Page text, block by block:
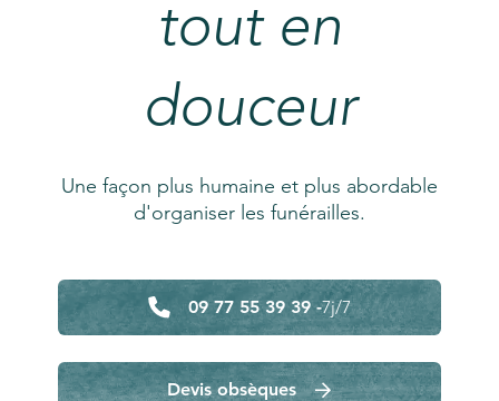
tout en
douceur
Une façon plus humaine et plus abordable
d'organiser les funérailles.
09 77 55 39 39 -7j/7
Devis obsèques